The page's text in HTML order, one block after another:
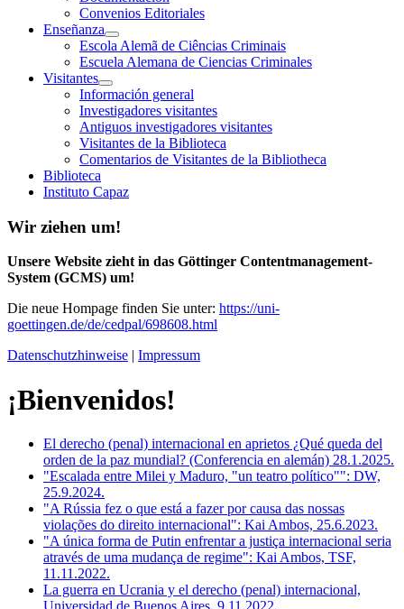
Convenios Editoriales
Enseñanza
Escola Alemã de Ciências Criminais
Escuela Alemana de Ciencias Criminales
Visitantes
Información general
Investigadores visitantes
Antiguos investigadores visitantes
Visitantes de la Biblioteca
Comentarios de Visitantes de la Bibliotheca
Biblioteca
Instituto Capaz
Wir ziehen um!
Unsere Website zieht in das Göttinger Contentmanagement-
System (GCMS) um!
Die neue Hompage finden Sie unter: https://uni-
goettingen.de/de/cedpal/698608.html
Datenschutzhinweise | Impressum
¡Bienvenidos!
El derecho (penal) internacional en aprietos ¿Qué queda del
orden de la paz mundial? (Conferencia en alemán) 28.1.2025.
"Escalada entre Milei y Maduro, "un teatro político"": DW,
25.9.2024.
"A Rússia fez o que está a fazer por causa das nossas
violações do direito internacional": Kai Ambos, 25.6.2023.
"A única forma de Putin enfrentar a justiça internacional seria
através de uma mudança de regime": Kai Ambos, TSF,
11.11.2022.
La guerra en Ucrania y el derecho (penal) internacional,